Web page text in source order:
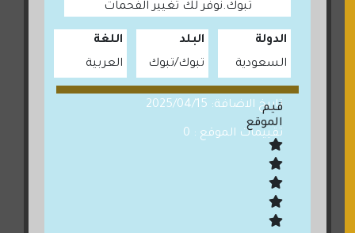
تبوك.نوفر لك تغيير الفحمات
الدولة
السعودية
البلد
تبوك تبوك
اللغة
العربية
تاريخ الاضافة: 2025/04/15
تقييمات الموقع : 0
قيم
الموقع